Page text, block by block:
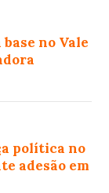
no Vale
política no
adesão em